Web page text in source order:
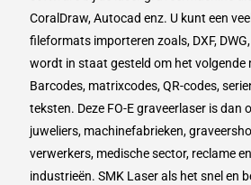
CoralDraw, Autocad enz. U kunt een
fileformats importeren zoals, DXF,
wordt in staat gesteld om het volgende
Barcodes, matrixcodes, QR-codes,
teksten. Deze FO-E graveerlaser is dan
juweliers, machinefabrieken,
verwerkers, medische sector, reclame
industrieën. SMK Laser als het snel en